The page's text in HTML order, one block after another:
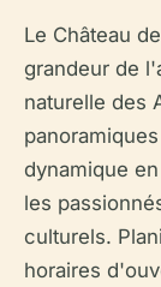
Le Château
grandeur de
naturelle des
dynamique
les
culturels.
horaires